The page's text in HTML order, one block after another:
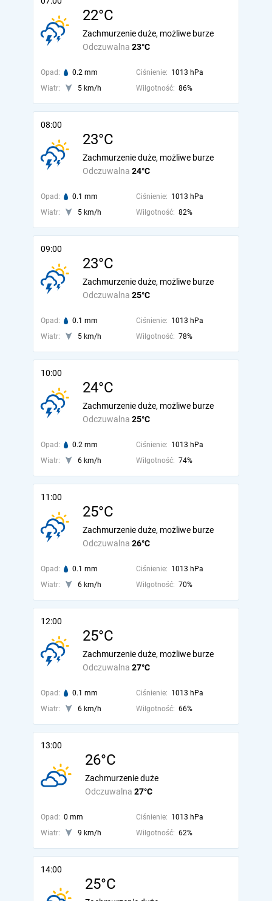
22°C
Odczuwalna 23°C
Zachmurzenie duże, możliwe burze
Opad: 0.2 mm Ciśnienie: 1013 hPa
Wiatr:
5 km/h Wilgotność: 86%
08:00
23°C
Odczuwalna 24°C
Zachmurzenie duże, możliwe burze
Opad: 0.1 mm Ciśnienie: 1013 hPa
Wiatr:
5 km/h Wilgotność: 82%
09:00
23°C
Odczuwalna 25°C
Zachmurzenie duże, możliwe burze
Opad: 0.1 mm Ciśnienie: 1013 hPa
Wiatr:
5 km/h Wilgotność: 78%
10:00
24°C
Odczuwalna 25°C
Zachmurzenie duże, możliwe burze
Opad: 0.2 mm Ciśnienie: 1013 hPa
Wiatr:
6 km/h Wilgotność: 74%
11:00
25°C
Odczuwalna 26°C
Zachmurzenie duże, możliwe burze
Opad: 0.1 mm Ciśnienie: 1013 hPa
Wiatr:
6 km/h Wilgotność: 70%
12:00
25°C
Odczuwalna 27°C
Zachmurzenie duże, możliwe burze
Opad: 0.1 mm Ciśnienie: 1013 hPa
Wiatr:
6 km/h Wilgotność: 66%
13:00
26°C
Odczuwalna 27°C
Zachmurzenie duże
Opad: 0 mm Ciśnienie: 1013 hPa
Wiatr:
9 km/h Wilgotność: 62%
14:00
25°C